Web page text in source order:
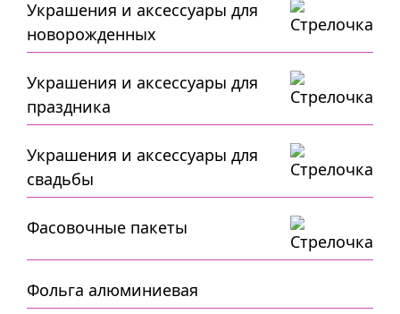
Украшения и аксессуары для
новорожденных
Украшения и аксессуары для
праздника
Украшения и аксессуары для
свадьбы
Фасовочные пакеты
Фольга алюминиевая